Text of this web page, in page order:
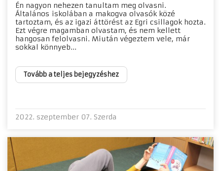
Én nagyon nehezen tanultam meg olvasni.
Általános iskolában a makogva olvasók közé
tartoztam, és az igazi áttörést az Egri csillagok hozta.
Ezt végre magamban olvastam, és nem kellett
hangosan felolvasni. Miután végeztem vele, már
sokkal könnyeb...
Tovább a teljes bejegyzéshez
2022. szeptember 07. Szerda